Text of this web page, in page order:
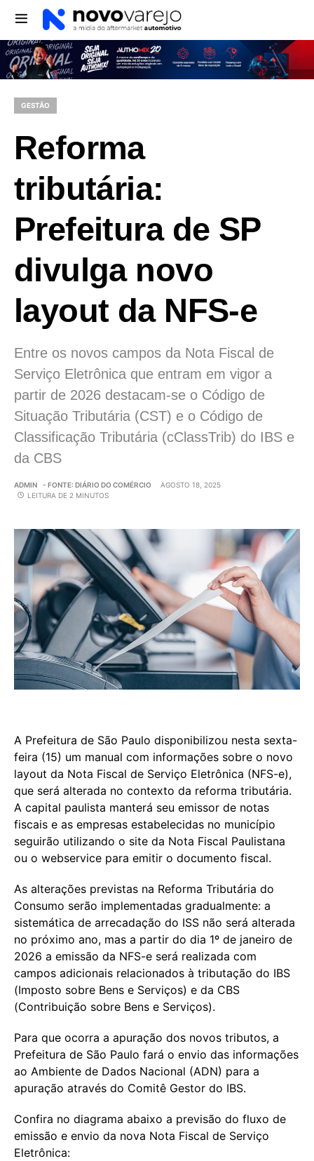
GESTÃO
Reforma
tributária:
Prefeitura de SP
divulga novo
layout da NFS-e
Entre os novos campos da Nota Fiscal de
Serviço Eletrônica que entram em vigor a
partir de 2026 destacam-se o Código de
Situação Tributária (CST) e o Código de
Classificação Tributária (cClassTrib) do IBS e
da CBS
ADMIN - FONTE: DIÁRIO DO COMÉRCIO
AGOSTO 18, 2025
LEITURA DE 2 MINUTOS
A Prefeitura de São Paulo disponibilizou nesta sexta-
feira (15) um manual com informações sobre o novo
layout da Nota Fiscal de Serviço Eletrônica (NFS-e),
que será alterada no contexto da reforma tributária.
A capital paulista manterá seu emissor de notas
fiscais e as empresas estabelecidas no município
seguirão utilizando o site da Nota Fiscal Paulistana
ou o webservice para emitir o documento fiscal.
As alterações previstas na Reforma Tributária do
Consumo serão implementadas gradualmente: a
sistemática de arrecadação do ISS não será alterada
no próximo ano, mas a partir do dia 1º de janeiro de
2026 a emissão da NFS-e será realizada com
campos adicionais relacionados à tributação do IBS
(Imposto sobre Bens e Serviços) e da CBS
(Contribuição sobre Bens e Serviços).
Para que ocorra a apuração dos novos tributos, a
Prefeitura de São Paulo fará o envio das informações
ao Ambiente de Dados Nacional (ADN) para a
apuração através do Comitê Gestor do IBS.
Confira no diagrama abaixo a previsão do fluxo de
emissão e envio da nova Nota Fiscal de Serviço
Eletrônica: